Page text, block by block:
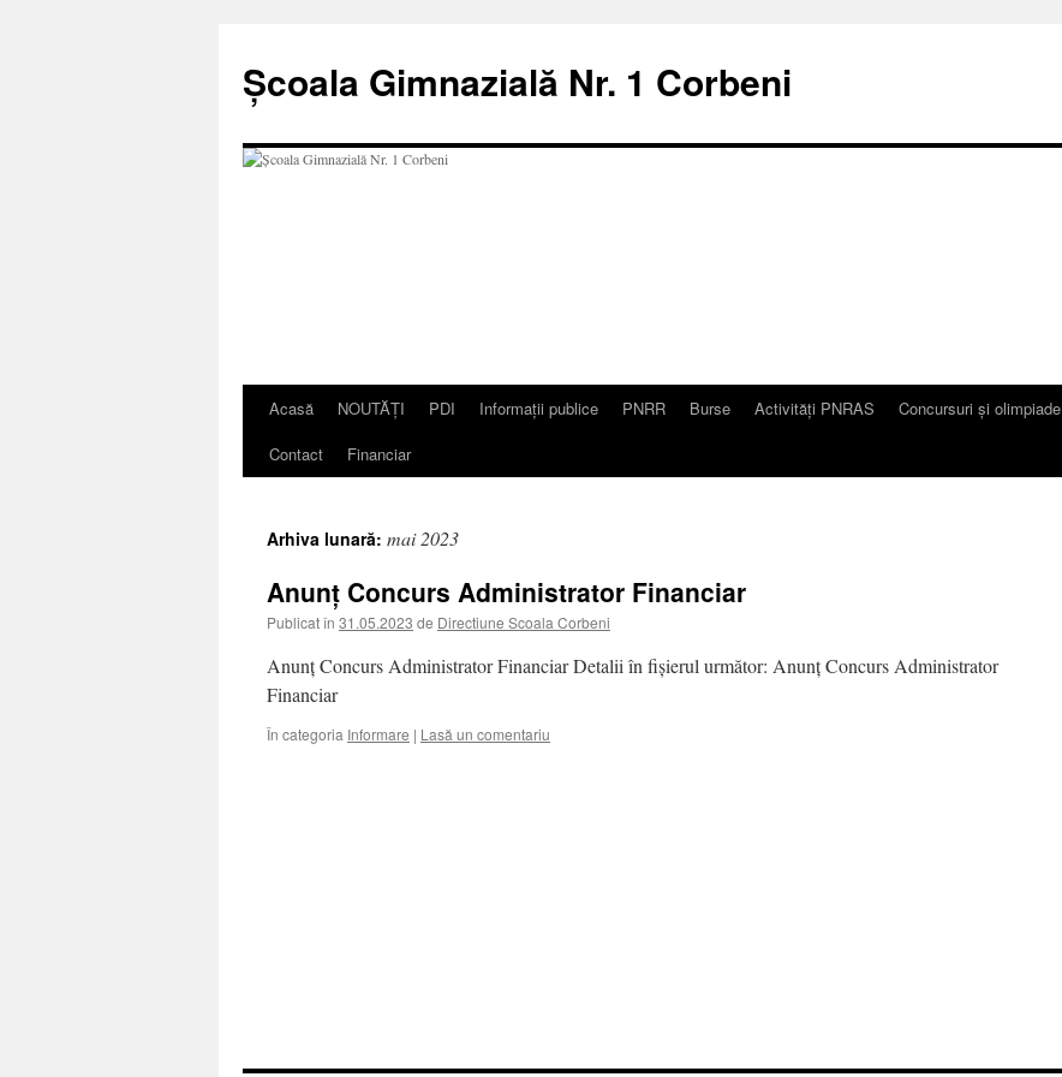
Școala Gimnazială Nr. 1 Corbeni
Acasă NOUTĂȚI PDI Informații publice PNRR Burse Activități PNRAS Concursuri și olimpiade
Contact
Financiar
Arhiva lunară: mai 2023
Anunț Concurs Administrator Financiar
Publicat în 31.05.2023 de Directiune Scoala Corbeni
Anunț Concurs Administrator Financiar Detalii în fișierul următor: Anunț Concurs Administrator
Financiar
În categoria Informare | Lasă un comentariu